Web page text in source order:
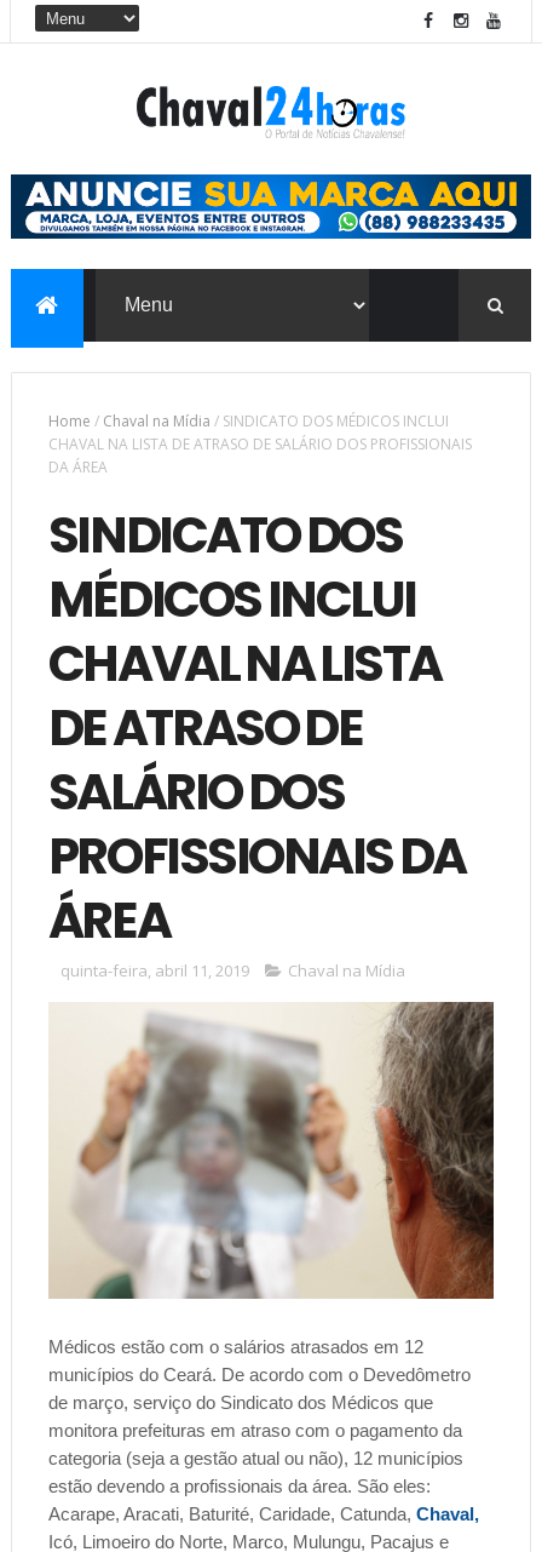
Home / Chaval na Mídia / SINDICATO DOS MÉDICOS INCLUI
CHAVAL NA LISTA DE ATRASO DE SALÁRIO DOS PROFISSIONAIS
DA ÁREA
SINDICATO DOS
MÉDICOS INCLUI
CHAVAL NA LISTA
DE ATRASO DE
SALÁRIO DOS
PROFISSIONAIS DA
ÁREA
quinta-feira, abril 11, 2019 Chaval na Mídia
Médicos estão com o salários atrasados em 12
municípios do Ceará. De acordo com o Devedômetro
de março, serviço do Sindicato dos Médicos que
monitora prefeituras em atraso com o pagamento da
categoria (seja a gestão atual ou não), 12 municípios
estão devendo a profissionais da área. São eles:
Acarape, Aracati, Baturité, Caridade, Catunda, Chaval,
Icó, Limoeiro do Norte, Marco, Mulungu, Pacajus e